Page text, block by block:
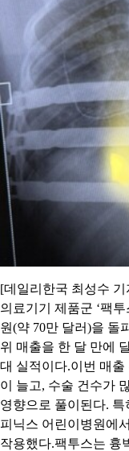
[데일리한국 최성수
의료기기 제품군 ‘팩
원(약 70만 달러)을 돌
위 매출을 한 달 만에
대 실적이다.이번 매
이 늘고, 수술 건수가
영향으로 풀이된다.
피닉스 어린이병원에
작용했다.팩투스는 흉